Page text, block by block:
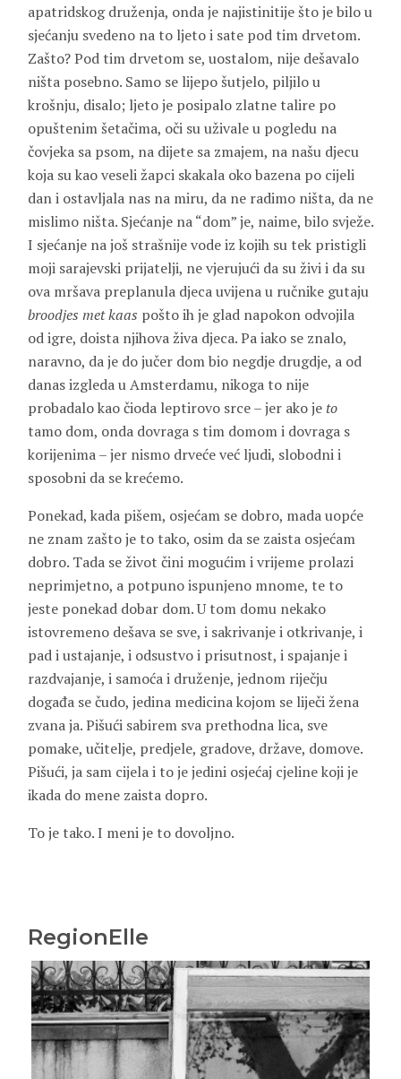
apatridskog druženja, onda je najistinitije što je bilo u
sjećanju svedeno na to ljeto i sate pod tim drvetom.
Zašto? Pod tim drvetom se, uostalom, nije dešavalo
ništa posebno. Samo se lijepo šutjelo, piljilo u
krošnju, disalo; ljeto je posipalo zlatne talire po
opuštenim šetačima, oči su uživale u pogledu na
čovjeka sa psom, na dijete sa zmajem, na našu djecu
koja su kao veseli žapci skakala oko bazena po cijeli
dan i ostavljala nas na miru, da ne radimo ništa, da ne
mislimo ništa. Sjećanje na “dom” je, naime, bilo svježe.
I sjećanje na još strašnije vode iz kojih su tek pristigli
moji sarajevski prijatelji, ne vjerujući da su živi i da su
ova mršava preplanula djeca uvijena u ručnike gutaju
broodjes met kaas pošto ih je glad napokon odvojila
od igre, doista njihova živa djeca. Pa iako se znalo,
naravno, da je do jučer dom bio negdje drugdje, a od
danas izgleda u Amsterdamu, nikoga to nije
probadalo kao čioda leptirovo srce – jer ako je to
tamo dom, onda dovraga s tim domom i dovraga s
korijenima – jer nismo drveće već ljudi, slobodni i
sposobni da se krećemo.
Ponekad, kada pišem, osjećam se dobro, mada uopće
ne znam zašto je to tako, osim da se zaista osjećam
dobro. Tada se život čini mogućim i vrijeme prolazi
neprimjetno, a potpuno ispunjeno mnome, te to
jeste ponekad dobar dom. U tom domu nekako
istovremeno dešava se sve, i sakrivanje i otkrivanje, i
pad i ustajanje, i odsustvo i prisutnost, i spajanje i
razdvajanje, i samoća i druženje, jednom riječju
događa se čudo, jedina medicina kojom se liječi žena
zvana ja. Pišući sabirem sva prethodna lica, sve
pomake, učitelje, predjele, gradove, države, domove.
Pišući, ja sam cijela i to je jedini osjećaj cjeline koji je
ikada do mene zaista dopro.
To je tako. I meni je to dovoljno.
RegionElle